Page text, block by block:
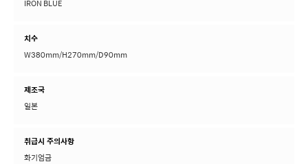
IRON BLUE
치수
W380mm/H270mm/D90mm
제조국
일본
취급시 주의사항
화기엄금